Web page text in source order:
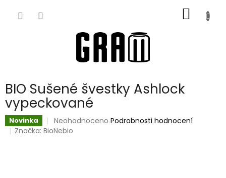
KOŠÍK
BIO Sušené švestky Ashlock
vypeckované
Novinka
Průměrné
hodnocení
Neohodnoceno Podrobnosti hodnocení
Značka:BioNebio